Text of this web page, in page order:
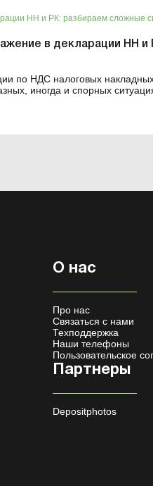
НН и РК: разбираем сложные
в декларации НН и
по НДС налоговых
иногда и спорных
О нас
Про нас
Связаться с нами
Техподдержка
Наши телефоны
Пользовательское
Партнеры
Depositphotos